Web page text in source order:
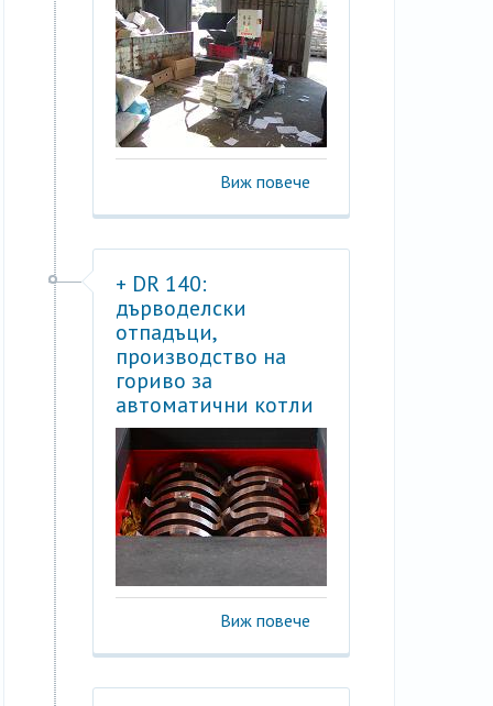
Виж повече
+ DR 140:
дърводелски
отпадъци,
производство на
гориво за
автоматични котли
Виж повече